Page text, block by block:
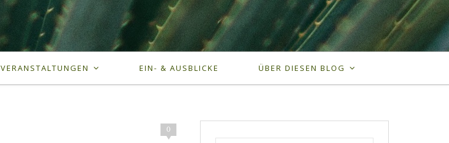
VERANSTALTUNGEN EIN- & AUSBLICKE ÜBER DIESEN BLOG
0